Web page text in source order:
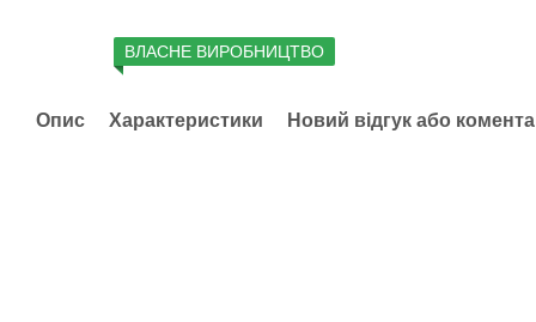
ВЛАСНЕ ВИРОБНИЦТВО
Опис Характеристики Новий відгук або